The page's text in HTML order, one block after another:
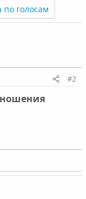
по голосам
#2